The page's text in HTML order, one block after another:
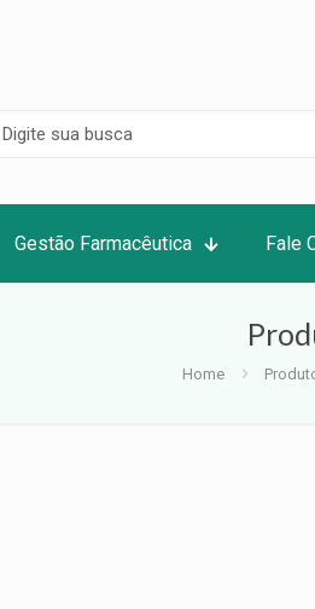
Gestão Farmacêutica Fale
Home